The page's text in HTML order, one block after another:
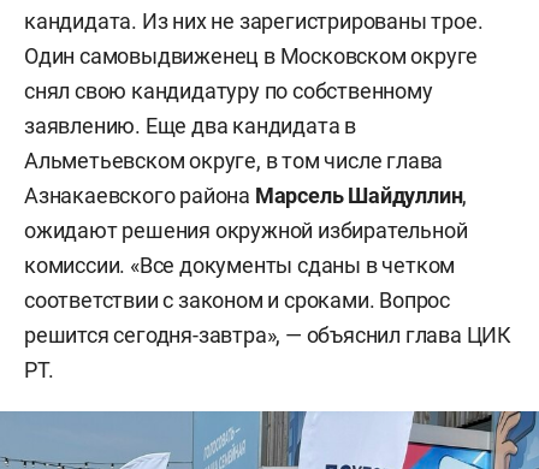
кандидата. Из них не зарегистрированы трое.
Один самовыдвиженец в Московском округе
снял свою кандидатуру по собственному
заявлению. Еще два кандидата в
Альметьевском округе, в том числе глава
Азнакаевского района Марсель Шайдуллин,
ожидают решения окружной избирательной
комиссии. «Все документы сданы в четком
соответствии с законом и сроками. Вопрос
решится сегодня-завтра», — объяснил глава ЦИК
РТ.